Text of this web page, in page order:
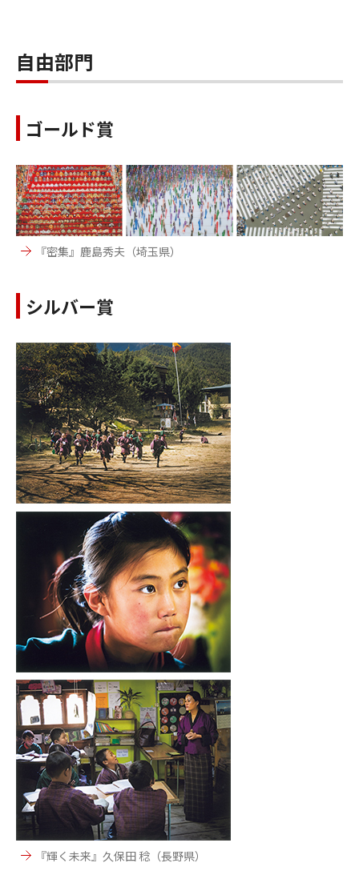
自由部門
ゴールド賞
『密集』鹿島秀夫（埼玉県）
シルバー賞
『輝く未来』久保田 稔（長野県）